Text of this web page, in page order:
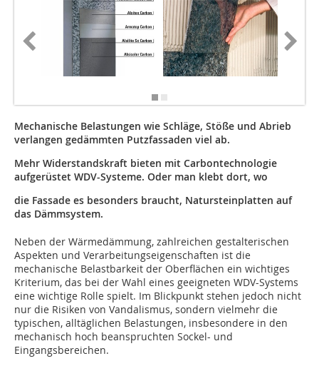
Mechanische Belastungen wie Schläge, Stöße und Abrieb
verlangen gedämmten Putzfassaden viel ab.
Mehr Widerstandskraft bieten mit Carbontechnologie
aufgerüstet WDV-Systeme. Oder man klebt dort, wo
die Fassade es besonders braucht, Natursteinplatten auf
das Dämmsystem.
Neben der Wärmedämmung, zahlreichen gestalterischen
Aspekten und Verarbeitungseigenschaften ist die
mechanische Belastbarkeit der Oberflächen ein wichtiges
Kriterium, das bei der Wahl eines geeigneten WDV-Systems
eine wichtige Rolle spielt. Im Blickpunkt stehen jedoch nicht
nur die Risiken von Vandalismus, sondern vielmehr die
typischen, alltäglichen Belastungen, insbesondere in den
mechanisch hoch beanspruchten Sockel- und
Eingangsbereichen.